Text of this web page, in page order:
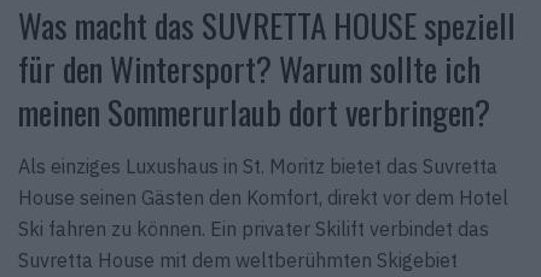
Was macht das SUVRETTA HOUSE speziell
für den Wintersport? Warum sollte ich
meinen Sommerurlaub dort verbringen?
Als einziges Luxushaus in St. Moritz bietet das Suvretta
House seinen Gästen den Komfort, direkt vor dem Hotel
Ski fahren zu können. Ein privater Skilift verbindet das
Suvretta House mit dem weltberühmten Skigebiet